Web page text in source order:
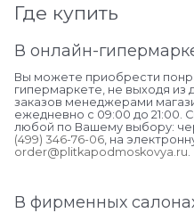
Где купить
В онлайн-
Вы можете приобрести
гипермаркете, не выходя
заказов менеджерами
ежедневно с 09:00 до 21:00.
любой по Вашему выбору:
(499) 346-76-06 , на
order@plitkapodmoskovya.ru
В фирменных